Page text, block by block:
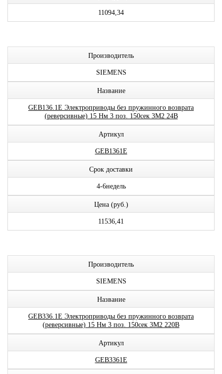
11094,34
Производитель
SIEMENS
Название
GEB136.1E Электроприводы без пружинного возврата
(реверсивные) 15 Нм 3 поз. 150сек 3М2 24В
Артикул
GEB1361E
Срок доставки
4-6недель
Цена (руб.)
11536,41
Производитель
SIEMENS
Название
GEB336.1E Электроприводы без пружинного возврата
(реверсивные) 15 Нм 3 поз. 150сек 3М2 220В
Артикул
GEB3361E